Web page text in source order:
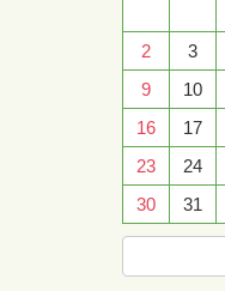
2
3
9
10
16
17
23
24
30
31